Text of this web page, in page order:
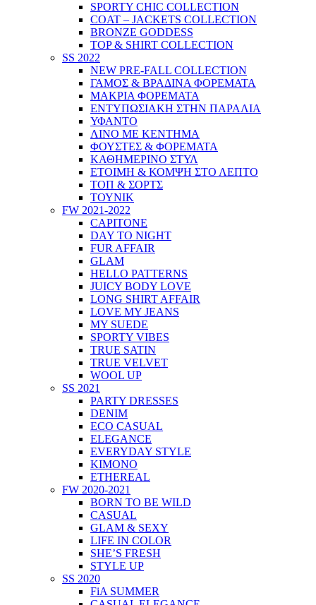
SPORTY CHIC COLLECTION
COAT – JACKETS COLLECTION
BRONZE GODDESS
TOP & SHIRT COLLECTION
SS 2022
NEW PRE-FALL COLLECTION
ΓΑΜΟΣ & ΒΡΑΔΙΝΑ ΦΟΡΕΜΑΤΑ
ΜΑΚΡΙΑ ΦΟΡΕΜΑΤΑ
ΕΝΤΥΠΩΣΙΑΚΗ ΣΤΗΝ ΠΑΡΑΛΙΑ
ΥΦΑΝΤΟ
ΛΙΝΟ ΜΕ ΚΕΝΤΗΜΑ
ΦΟΥΣΤΕΣ & ΦΟΡΕΜΑΤΑ
ΚΑΘΗΜΕΡΙΝΟ ΣΤΥΛ
ΕΤΟΙΜΗ & ΚΟΜΨΗ ΣΤΟ ΛΕΠΤΟ
ΤΟΠ & ΣΟΡΤΣ
ΤΟΥΝΙΚ
FW 2021-2022
CAPITONE
DAY TO NIGHT
FUR AFFAIR
GLAM
HELLO PATTERNS
JUICY BODY LOVE
LONG SHIRT AFFAIR
LOVE MY JEANS
MY SUEDE
SPORTY VIBES
TRUE SATIN
TRUE VELVET
WOOL UP
SS 2021
PARTY DRESSES
DENIM
ECO CASUAL
ELEGANCE
EVERYDAY STYLE
KIMONO
ETHEREAL
FW 2020-2021
BORN TO BE WILD
CASUAL
GLAM & SEXY
LIFE IN COLOR
SHE’S FRESH
STYLE UP
SS 2020
FiA SUMMER